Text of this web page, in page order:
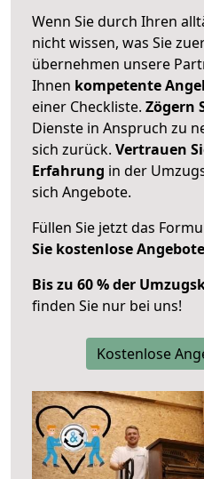
Wenn Sie durch Ihren
nicht wissen, was Sie
übernehmen unsere
Ihnen kompetente
einer Checkliste. Zögern
Dienste in Anspruch zu
sich zurück. Vertrauen
Erfahrung in der
sich Angebote.
Füllen Sie jetzt das
Sie kostenlose Angebote
Bis zu 60 % der
finden Sie nur bei uns!
Kostenlose